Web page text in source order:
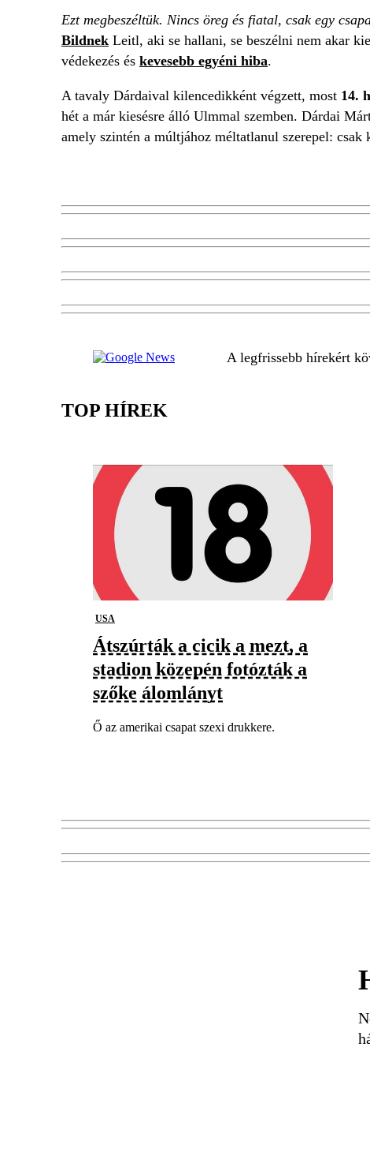
Ezt megbeszéltük. Nincs öreg és fiatal, csak egy
Bildnek Leitl, aki se hallani, se beszélni nem akar
védekezés és kevesebb egyéni hiba.
A tavaly Dárdaival kilencedikként végzett, most 14.
hét a már kiesésre álló Ulmmal szemben. Dárdai
amely szintén a múltjához méltatlanul szerepel:
A legfrissebb hírekért
TOP HÍREK
USA
Átszúrták a cicik a mezt, a
stadion közepén fotózták a
szőke álomlányt
Ő az amerikai csapat szexi drukkere.